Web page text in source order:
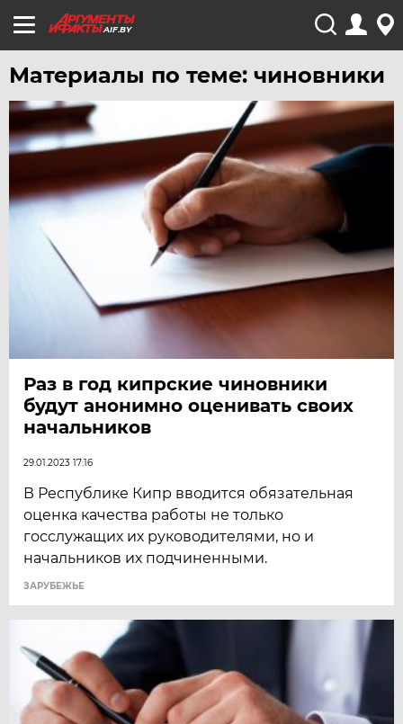
AIF.BY
Материалы по теме: чиновники
Раз в год кипрские чиновники
будут анонимно оценивать своих
начальников
29.01.2023 17:16
В Республике Кипр вводится обязательная
оценка качества работы не только
госслужащих их руководителями, но и
начальников их подчиненными.
ЗАРУБЕЖЬЕ